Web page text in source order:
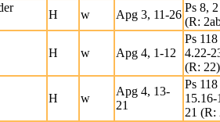
H w Apg 3, 11-26
Ps 8,
(R:
H w Apg 4, 1-12
Ps
4.22-
(R: 22)
H w
Apg 4, 13-
21
Ps
21 (R: